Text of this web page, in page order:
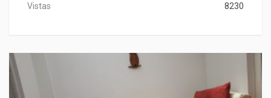
Vistas 8230